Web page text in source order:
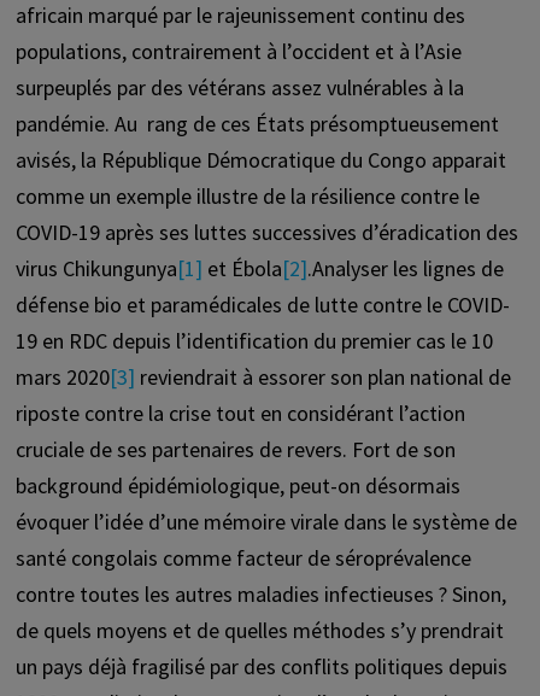
africain marqué par le rajeunissement continu des
populations, contrairement à l’occident et à l’Asie
surpeuplés par des vétérans assez vulnérables à la
pandémie. Au rang de ces États présomptueusement
avisés, la République Démocratique du Congo apparait
comme un exemple illustre de la résilience contre le
COVID-19 après ses luttes successives d’éradication des
virus Chikungunya[1] et Ébola[2].Analyser les lignes de
défense bio et paramédicales de lutte contre le COVID-
19 en RDC depuis l’identification du premier cas le 10
mars 2020[3] reviendrait à essorer son plan national de
riposte contre la crise tout en considérant l’action
cruciale de ses partenaires de revers. Fort de son
background épidémiologique, peut-on désormais
évoquer l’idée d’une mémoire virale dans le système de
santé congolais comme facteur de séroprévalence
contre toutes les autres maladies infectieuses ? Sinon,
de quels moyens et de quelles méthodes s’y prendrait
un pays déjà fragilisé par des conflits politiques depuis